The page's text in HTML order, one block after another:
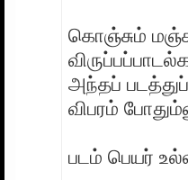
கொஞ்சும்
அந்தப்
விபரம்
படம் பெயர்